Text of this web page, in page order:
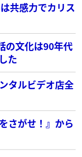
共感力でカリス
の文化は90年代
た
タルビデオ店全
さがせ！』から